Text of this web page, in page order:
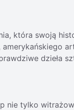
która swoją
dzieła
nie tylko